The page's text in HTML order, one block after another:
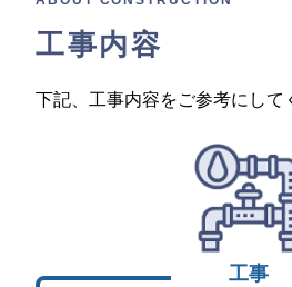
工事内容
下記、工事内容をご参考にして
工事